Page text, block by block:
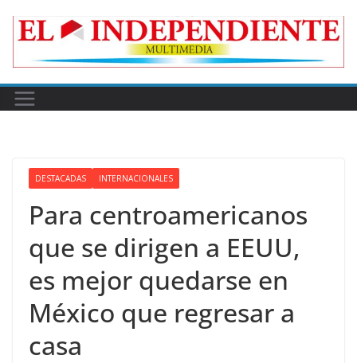
DESTACADAS INTERNACIONALES
Para centroamericanos
que se dirigen a EEUU,
es mejor quedarse en
México que regresar a
casa